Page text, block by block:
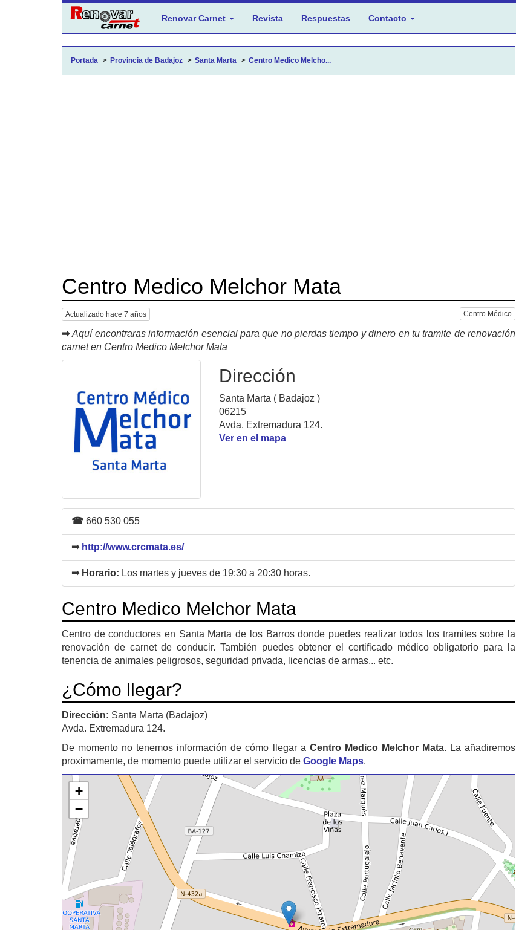
Renovar Carnet Revista Respuestas Contacto
Portada Provincia de Badajoz Santa Marta Centro Medico Melcho...
Centro Medico Melchor Mata
Actualizado hace 7 años Centro Médico
➡ Aquí encontraras información esencial para que no pierdas tiempo y dinero en tu tramite de renovación
carnet en Centro Medico Melchor Mata
Dirección
Santa Marta ( Badajoz )
06215
Avda. Extremadura 124.
Ver en el mapa
☎ 660 530 055
➡ http://www.crcmata.es/
➡ Horario: Los martes y jueves de 19:30 a 20:30 horas.
Centro Medico Melchor Mata
Centro de conductores en Santa Marta de los Barros donde puedes realizar todos los tramites sobre la
renovación de carnet de conducir. También puedes obtener el certificado médico obligatorio para la
tenencia de animales peligrosos, seguridad privada, licencias de armas... etc.
¿Cómo llegar?
Dirección: Santa Marta (Badajoz)
Avda. Extremadura 124.
De momento no tenemos información de cómo llegar a Centro Medico Melchor Mata. La añadiremos
proximamente, de momento puede utilizar el servicio de Google Maps.
+
−